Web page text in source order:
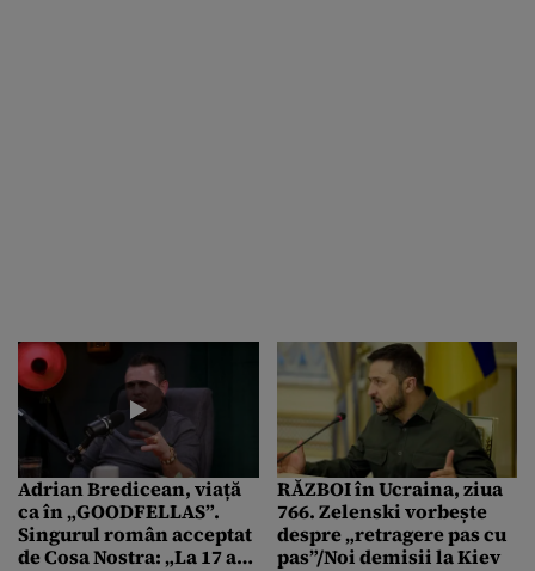
Adrian Bredicean, viață
ca în „GOODFELLAS”.
Singurul român acceptat
de Cosa Nostra: „La 17 ani
RĂZBOI în Ucraina, ziua
766. Zelenski vorbește
despre „retragere pas cu
pas”/Noi demisii la Kiev